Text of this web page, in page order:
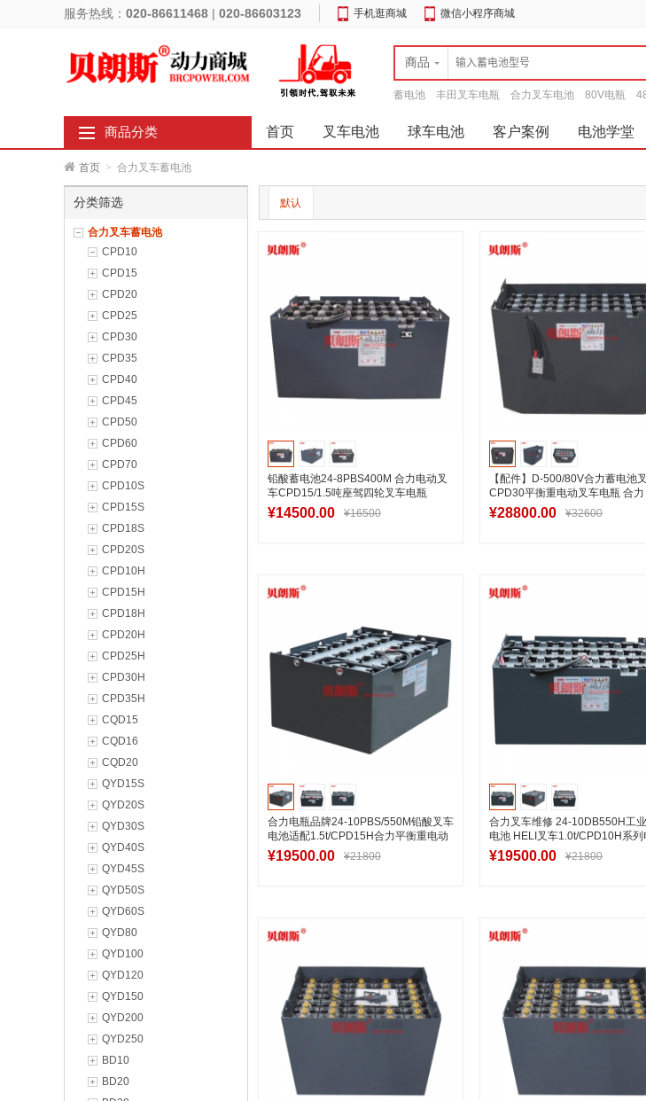
服务热线： 020-86611468 | 020-86603123 手机逛商城 微信小程序商城
商品
蓄电池 丰田叉车电瓶 合力叉车电池 80V电瓶
商品分类 首页 叉车电池 球车电池 客户案例 电池学堂
首页 > 合力叉车蓄电池
分类筛选
合力叉车蓄电池
CPD10
CPD15
CPD20
CPD25
CPD30
CPD35
CPD40
CPD45
CPD50
CPD60
CPD70
CPD10S
CPD15S
CPD18S
CPD20S
CPD10H
CPD15H
CPD18H
CPD20H
CPD25H
CPD30H
CPD35H
CQD15
CQD16
CQD20
QYD15S
QYD20S
QYD30S
QYD40S
QYD45S
QYD50S
QYD60S
QYD80
QYD100
QYD120
QYD150
QYD200
QYD250
BD10
BD20
默认
铅酸蓄电池24-8PBS400M 合力电动叉
车CPD15/1.5吨座驾四轮叉车电瓶
48V400Ah
¥14500.00 ¥16500
【配件】D-500/80V合力蓄电池
CPD30平衡重电动叉车电瓶 合力
3.0t/AC叉车电池厂家
¥28800.00 ¥32600
合力电瓶品牌24-10PBS/550M铅酸叉车
电池适配1.5t/CPD15H合力平衡重电动
叉车
¥19500.00 ¥21800
合力叉车维修 24-10DB550H工
电池 HELI叉车1.0t/CPD10H系列
发
¥19500.00 ¥21800